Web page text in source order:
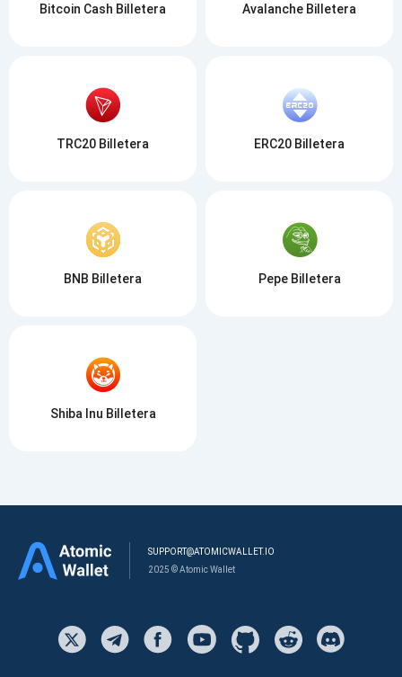
Bitcoin Cash Billetera Avalanche Billetera
TRC20 Billetera ERC20 Billetera
BNB Billetera Pepe Billetera
Shiba Inu Billetera
SUPPORT@ATOMICWALLET.IO
2025 © Atomic Wallet